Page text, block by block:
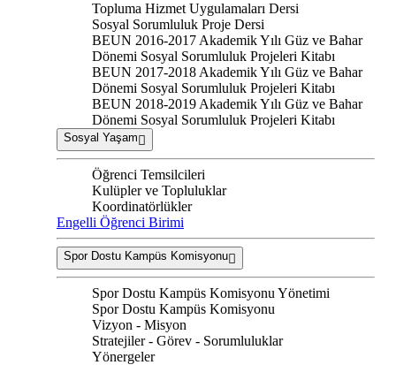
Topluma Hizmet Uygulamaları Dersi
Sosyal Sorumluluk Proje Dersi
BEUN 2016-2017 Akademik Yılı Güz ve Bahar
Dönemi Sosyal Sorumluluk Projeleri Kitabı
BEUN 2017-2018 Akademik Yılı Güz ve Bahar
Dönemi Sosyal Sorumluluk Projeleri Kitabı
BEUN 2018-2019 Akademik Yılı Güz ve Bahar
Dönemi Sosyal Sorumluluk Projeleri Kitabı
Sosyal Yaşam
Öğrenci Temsilcileri
Kulüpler ve Topluluklar
Koordinatörlükler
Engelli Öğrenci Birimi
Spor Dostu Kampüs Komisyonu
Spor Dostu Kampüs Komisyonu Yönetimi
Spor Dostu Kampüs Komisyonu
Vizyon - Misyon
Stratejiler - Görev - Sorumluluklar
Yönergeler